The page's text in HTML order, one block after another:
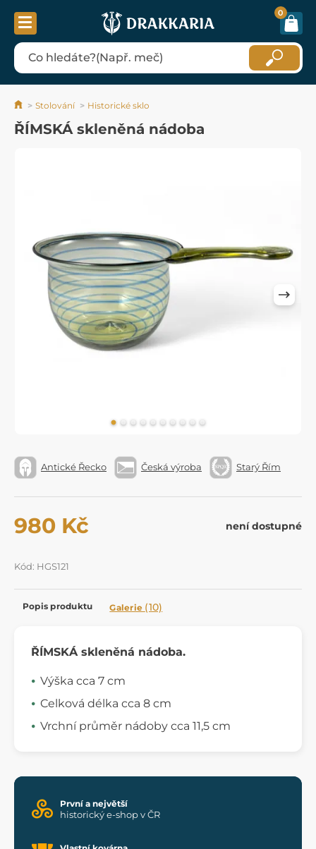
0
Stolování Historické sklo
ŘÍMSKÁ skleněná nádoba
Antické Řecko Česká výroba Starý Řím
980 Kč není dostupné
Kód: HGS121
Popis produktu Galerie (10)
ŘÍMSKÁ skleněná nádoba.
Výška cca 7 cm
Celková délka cca 8 cm
Vrchní průměr nádoby cca 11,5 cm
První a největší
historický e-shop v ČR